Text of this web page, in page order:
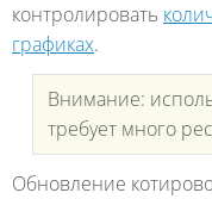
контролировать
графиках.
Внимание:
требует много
Обновление